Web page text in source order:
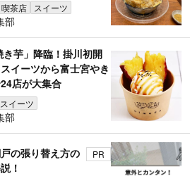
茶店 スイーツ
部
芋」降臨！掛川初開
イーツから富士宮やき
店が大集合
スイーツ
部
の張り替え方の
！
PR